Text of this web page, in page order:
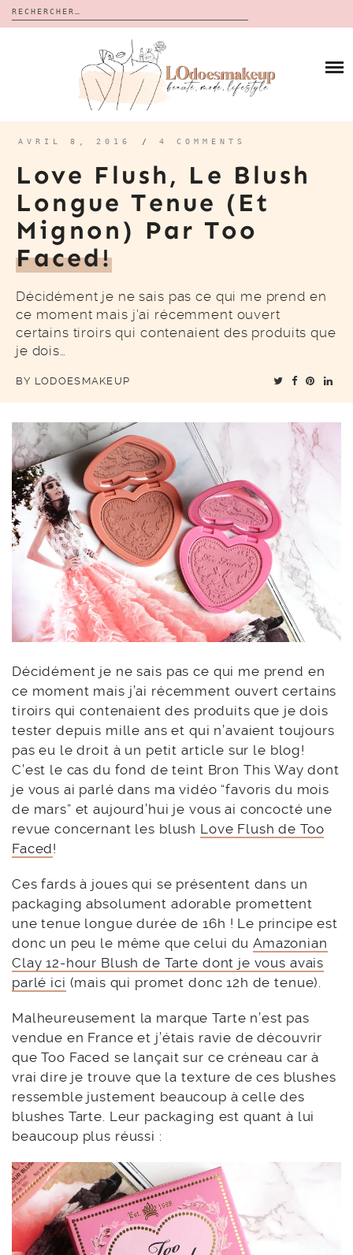
Rechercher :
CALENDRIERS DE L’AVENT
BON PLAN
À PROPOS
CONTACT
AVRIL 8, 2016 / 4 COMMENTS
Love Flush, Le Blush
Longue Tenue (et
Mignon) Par Too
Faced!
Décidément je ne sais pas ce qui me prend en
ce moment mais j’ai récemment ouvert
certains tiroirs qui contenaient des produits que
je dois…
BY LODOESMAKEUP
Décidément je ne sais pas ce qui me prend en
ce moment mais j’ai récemment ouvert certains
tiroirs qui contenaient des produits que je dois
tester depuis mille ans et qui n’avaient toujours
pas eu le droit à un petit article sur le blog!
C’est le cas du fond de teint Bron This Way dont
je vous ai parlé dans ma vidéo “favoris du mois
de mars” et aujourd’hui je vous ai concocté une
revue concernant les blush Love Flush de Too
Faced!
Ces fards à joues qui se présentent dans un
packaging absolument adorable promettent
une tenue longue durée de 16h ! Le principe est
donc un peu le même que celui duAmazonian
Clay 12-hour Blush de Tarte dont je vous avais
parlé ici (mais qui promet donc 12h de tenue).
Malheureusement la marque Tarte n’est pas
vendue en France et j’étais ravie de découvrir
que Too Faced se lançait sur ce créneau car à
vrai dire je trouve que la texture de ces blushes
ressemble justement beaucoup à celle des
blushes Tarte. Leur packaging est quant à lui
beaucoup plus réussi :